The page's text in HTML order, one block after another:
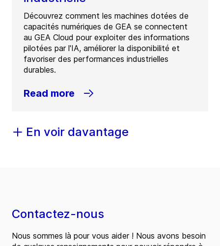
Découvrez comment les machines dotées de
capacités numériques de GEA se connectent
au GEA Cloud pour exploiter des informations
pilotées par l'IA, améliorer la disponibilité et
favoriser des performances industrielles
durables.
Read more
En voir davantage
Contactez-nous
Nous sommes là pour vous aider ! Nous avons besoin